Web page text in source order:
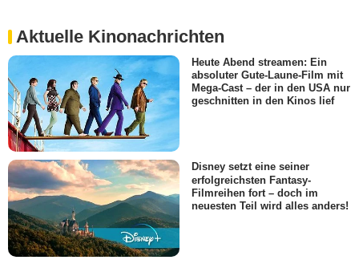
Aktuelle Kinonachrichten
Heute Abend streamen: Ein
absoluter Gute-Laune-Film mit
Mega-Cast – der in den USA nur
geschnitten in den Kinos lief
Disney setzt eine seiner
erfolgreichsten Fantasy-
Filmreihen fort – doch im
neuesten Teil wird alles anders!